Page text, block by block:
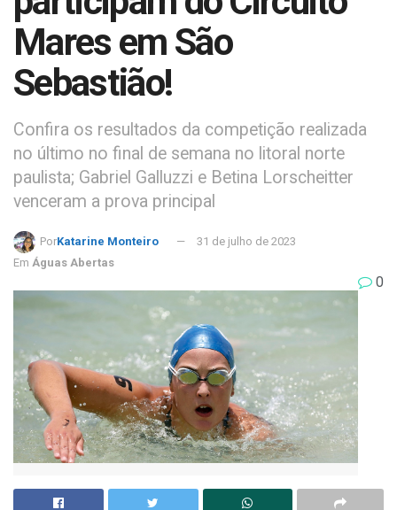
Mares em São
Sebastião!
Confira os resultados da competição realizada
no último no final de semana no litoral norte
paulista; Gabriel Galluzzi e Betina Lorscheitter
venceram a prova principal
PorKatarine Monteiro
31 de julho de 2023
Em Águas Abertas
0